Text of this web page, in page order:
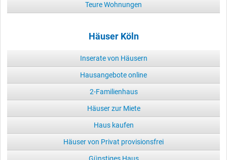
Teure Wohnungen
Häuser Köln
Inserate von Häusern
Hausangebote online
2-Familienhaus
Häuser zur Miete
Haus kaufen
Häuser von Privat provisionsfrei